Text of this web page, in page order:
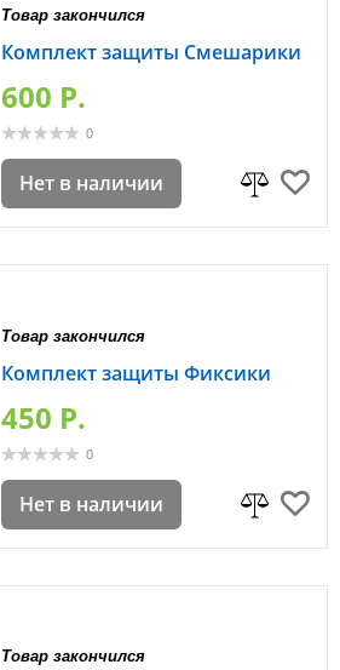
Товар закончился
Комплект защиты Смешарики
600 P.
0
Нет в наличии
Товар закончился
Комплект защиты Фиксики
450 P.
0
Нет в наличии
Товар закончился